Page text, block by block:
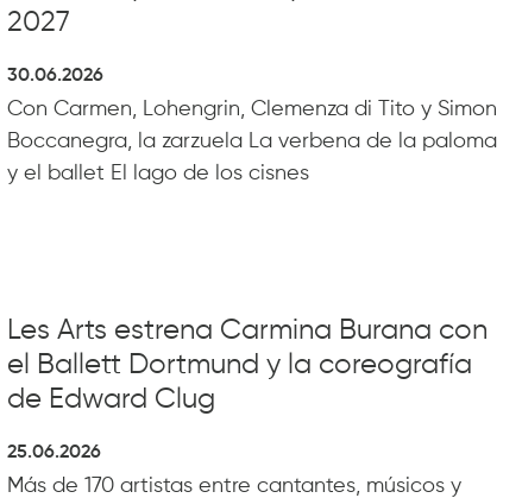
2027
30.06.2026
Con Carmen, Lohengrin, Clemenza di Tito y Simon
Boccanegra, la zarzuela La verbena de la paloma
y el ballet El lago de los cisnes
Les Arts estrena Carmina Burana con
el Ballett Dortmund y la coreografía
de Edward Clug
25.06.2026
Más de 170 artistas entre cantantes, músicos y